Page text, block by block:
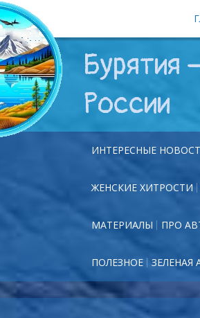
Бурятия
России
ИНТЕРЕСНЫЕ
ЖЕНСКИЕ ХИТРОСТИ
МАТЕРИАЛЫ ПРО
ПОЛЕЗНОЕ ЗЕЛЕНАЯ